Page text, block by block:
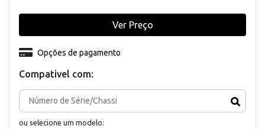
Compativel com:
ou selecione um modelo:
Opções de pagamento
Ver Preço